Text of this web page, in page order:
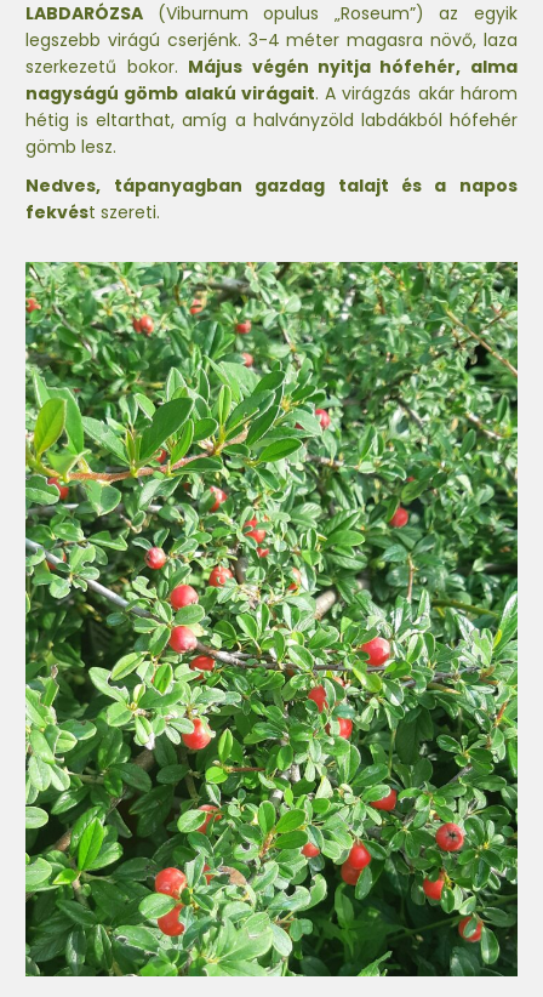
LABDARÓZSA (Viburnum opulus „Roseum”) az egyik
legszebb virágú cserjénk. 3-4 méter magasra növő, laza
szerkezetű bokor. Május végén nyitja hófehér, alma
nagyságú gömb alakú virágait. A virágzás akár három
hétig is eltarthat, amíg a halványzöld labdákból hófehér
gömb lesz.
Nedves, tápanyagban gazdag talajt és a napos
fekvést szereti.